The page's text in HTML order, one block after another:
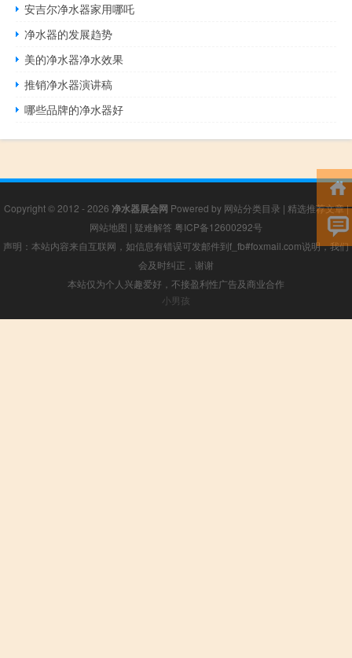
安吉尔净水器家用哪吒
净水器的发展趋势
美的净水器净水效果
推销净水器演讲稿
哪些品牌的净水器好
Copyright © 2012 - 2026 净水器展会网 Powered by 网站分类目录 | 精选推荐文章|
网站地图 | 疑难解答 粤ICP备12600292号
声明：本站内容来自互联网，如信息有错误可发邮件到f_fb#foxmail.com说明，我们
会及时纠正，谢谢
本站仅为个人兴趣爱好，不接盈利性广告及商业合作
小男孩